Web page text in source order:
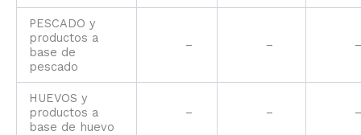
PESCADO y
productos a
base de
pescado
– – –
HUEVOS y
productos a
base de huevo
– – –